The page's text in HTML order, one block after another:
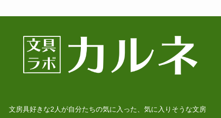
文房具好きな2人が自分たちの気に入った、気に入りそうな文房